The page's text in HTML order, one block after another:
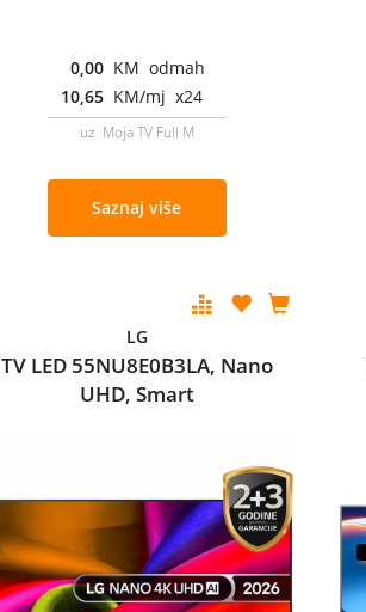
0,00 KM odmah
10,65 KM/mj x24
uz Moja TV Full M
Saznaj više
LG
TV LED 55NU8E0B3LA, Nano
UHD, Smart